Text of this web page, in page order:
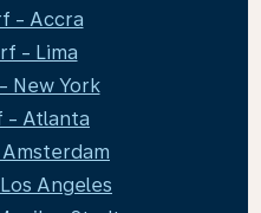
- Accra
- Lima
New York
- Atlanta
Angeles